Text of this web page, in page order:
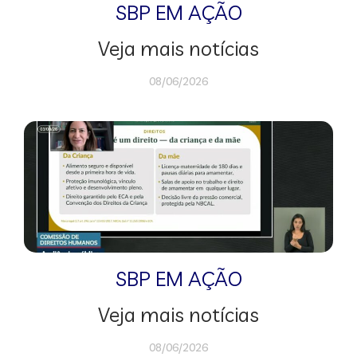
SBP EM AÇÃO
Veja mais notícias
08/06/2026
SBP EM AÇÃO
Veja mais notícias
08/06/2026